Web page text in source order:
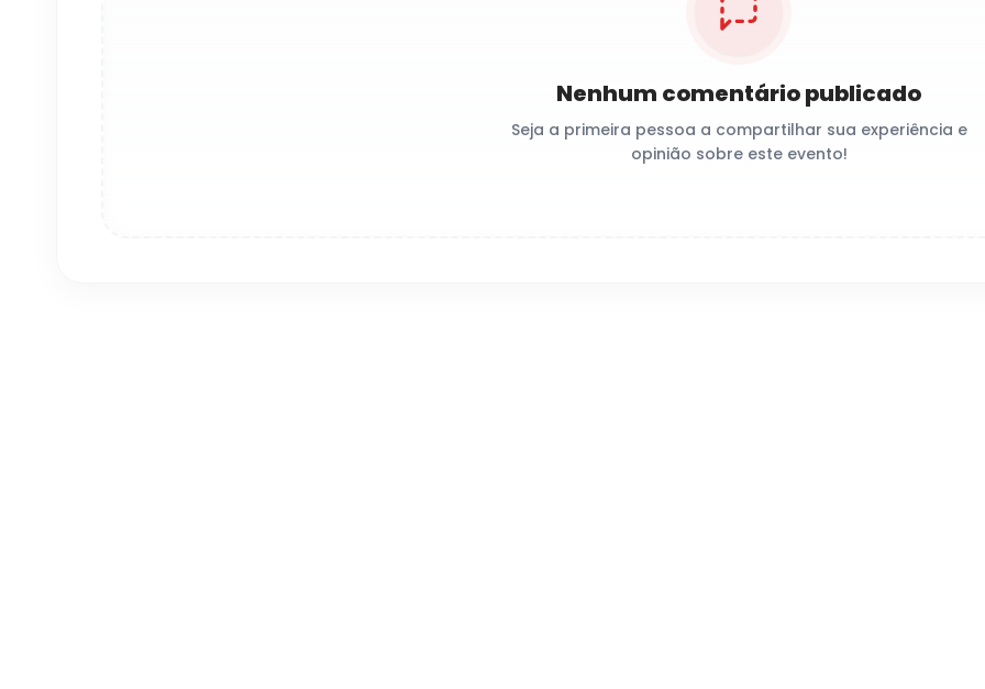
Nenhum comentário publicado
Seja a primeira pessoa a compartilhar sua experiência e
opinião sobre este evento!